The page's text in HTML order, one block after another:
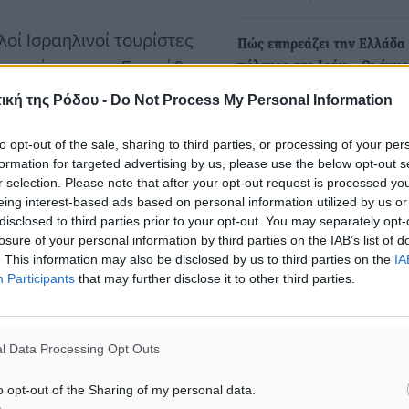
της Ρόδου - Do Not Process My Personal Information
opt-out of the sale, sharing to third parties, or processing of your
for targeted advertising by us, please use the below opt-out
selection. Please note that after your opt-out request is processed
interest-based ads based on personal information utilized by us
to third parties prior to your opt-out. You may separately
of your personal information by third parties on the IAB’s list of
This information may also be disclosed by us to third parties on the
Participants that may further disclose it to other third parties.
Data Processing Opt Outs
opt-out of the Sharing of my personal data.
Ισραηλινοί τουρίστες
χώρα τους. Εκτιμήθηκε
των Ισραηλινών
λόγω της αναστολής
αναφέρει, μεταξύ
Ιράν δεν πρέπει να
να έλθει μέσα από
είναι ασφάλεια των
Πώς επηρεάζει την Ελλάδα
πόλεμος στο Ιράν – Οι
τουρισμό, ναυτιλία, εμπόριο
Ενεργειακό κόστος αλλά
τουρισμός, ναυτιλία,
μεταξύ των τομέων που…
Γιώργος Ξηραδάκης: «Πώς
πόλεμος στο Ιράν πλήττει
ναυτιλία»